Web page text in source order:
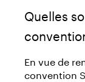
Quelles
En vue de
convention